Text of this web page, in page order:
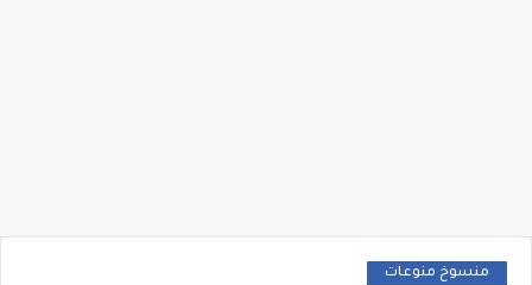
منسوخ منوعات